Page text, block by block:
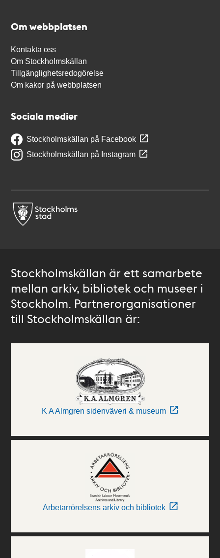
Om webbplatsen
Kontakta oss
Om Stockholmskällan
Tillgänglighetsredogörelse
Om kakor på webbplatsen
Sociala medier
Stockholmskällan på Facebook
Stockholmskällan på Instagram
Stockholmskällan är ett samarbete
mellan arkiv, bibliotek och museer i
Stockholm. Partnerorganisationer
till Stockholmskällan är:
K A Almgren sidenväveri & museum
Arbetarrörelsens arkiv och bibliotek